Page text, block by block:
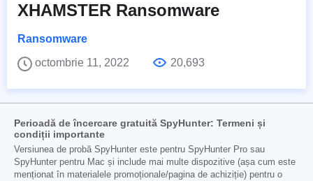
XHAMSTER Ransomware
Ransomware
octombrie 11, 2022
20,693
Perioadă de încercare gratuită SpyHunter: Termeni și
condiții importante
Versiunea de probă SpyHunter este pentru SpyHunter Pro sau
SpyHunter pentru Mac și include mai multe dispozitive (așa cum este
menționat în materialele promoționale/pagina de achiziție) pentru o